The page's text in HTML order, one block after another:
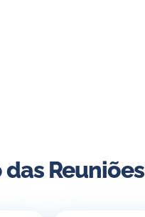
Reuniões